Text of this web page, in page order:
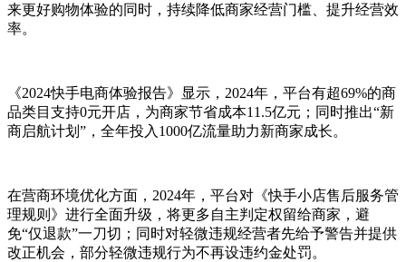
来更好购物体验的同时，持续降低商家经营门槛、提升经营效
率。
《2024快手电商体验报告》显示，2024年，平台有超69%的商
品类目支持0元开店，为商家节省成本11.5亿元；同时推出“新
商启航计划”，全年投入1000亿流量助力新商家成长。
在营商环境优化方面，2024年，平台对《快手小店售后服务管
理规则》进行全面升级，将更多自主判定权留给商家，避
免“仅退款”一刀切；同时对轻微违规经营者先给予警告并提供
改正机会，部分轻微违规行为不再设违约金处罚。